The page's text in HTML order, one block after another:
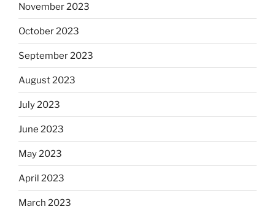
November 2023
October 2023
September 2023
August 2023
July 2023
June 2023
May 2023
April 2023
March 2023